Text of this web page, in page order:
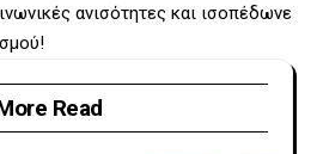
ανισότητες και ισοπέδωνε
Read